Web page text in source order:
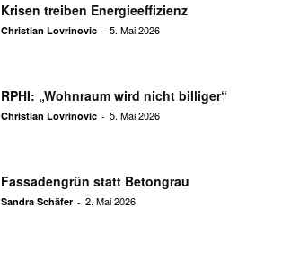
Krisen treiben Energieeffizienz
Christian Lovrinovic - 5. Mai 2026
RPHI: „Wohnraum wird nicht billiger“
Christian Lovrinovic - 5. Mai 2026
Fassadengrün statt Betongrau
Sandra Schäfer - 2. Mai 2026